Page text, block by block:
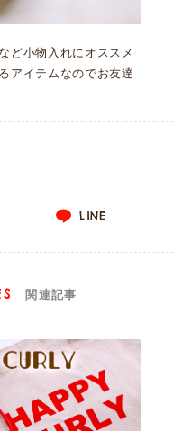
ど小物入れにオススメ
アイテムなのでお友達
LINE
関連記事